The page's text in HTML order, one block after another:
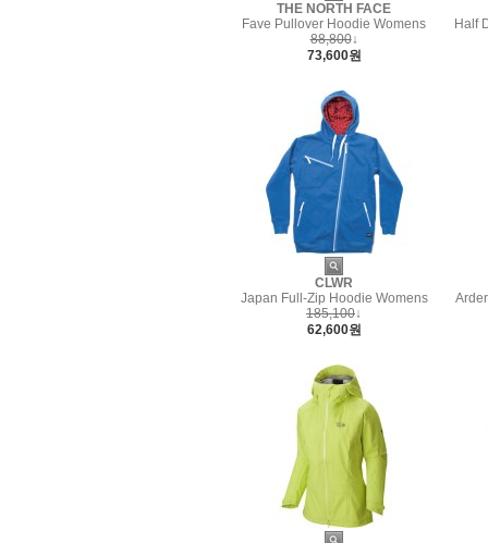
THE NORTH FACE
Fave Pullover Hoodie Womens
88,800↓
73,600원
Half
CLWR
Japan Full-Zip Hoodie Womens
185,100↓
62,600원